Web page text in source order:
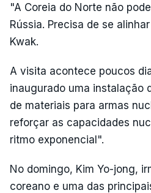
"A Coreia do Norte não
Rússia. Precisa de se
Kwak.
A visita acontece poucos
inaugurado uma instalação
de materiais para armas
reforçar as capacidades
ritmo exponencial".
No domingo, Kim Yo-jong,
coreano e uma das